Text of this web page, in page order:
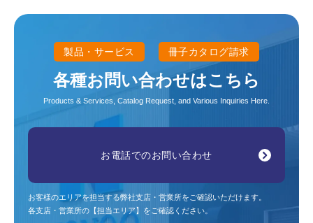
製品・サービス 冊子カタログ請求
各種お問い合わせはこちら
Products & Services, Catalog Request, and Various Inquiries Here.
お電話でのお問い合わせ
お客様のエリアを担当する弊社支店・営業所をご確認いただけます。
各支店・営業所の【担当エリア】をご確認ください。